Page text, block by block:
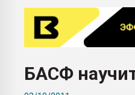
28.07.2026 Автоматизация выходит на
первый план в переработке
пластмасс
ситуацией на строительном рынке
Всё, что касается выдува ПЭТ
БАСФ